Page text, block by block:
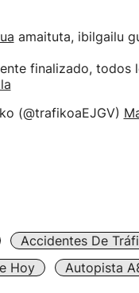
amaituta, ibilgailu
finalizado, todos
(@trafikoaEJGV)
Accidentes De
Hoy
Autopista